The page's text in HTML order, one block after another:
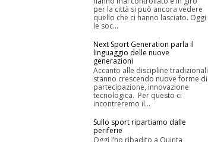
per la città si può ancora vedere
quello che ci hanno lasciato. Oggi
le soc...
Next Sport Generation parla il
linguaggio delle nuove
generazioni
Accanto alle discipline tradizionali
stanno crescendo nuove forme di
partecipazione, innovazione
tecnologica. Per questo ci
incontreremo il...
Sullo sport ripartiamo dalle
periferie